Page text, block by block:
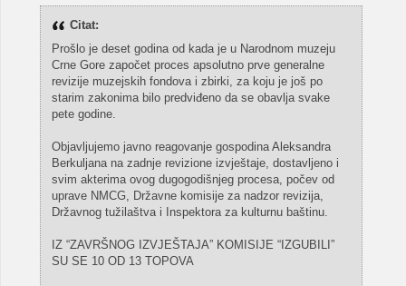
Citat:
Prošlo je deset godina od kada je u Narodnom muzeju
Crne Gore započet proces apsolutno prve generalne
revizije muzejskih fondova i zbirki, za koju je još po
starim zakonima bilo predviđeno da se obavlja svake
pete godine.
Objavljujemo javno reagovanje gospodina Aleksandra
Berkuljana na zadnje revizione izvještaje, dostavljeno i
svim akterima ovog dugogodišnjeg procesa, počev od
uprave NMCG, Državne komisije za nadzor revizija,
Državnog tužilaštva i Inspektora za kulturnu baštinu.
IZ “ZAVRŠNOG IZVJEŠTAJA” KOMISIJE “IZGUBILI”
SU SE 10 OD 13 TOPOVA